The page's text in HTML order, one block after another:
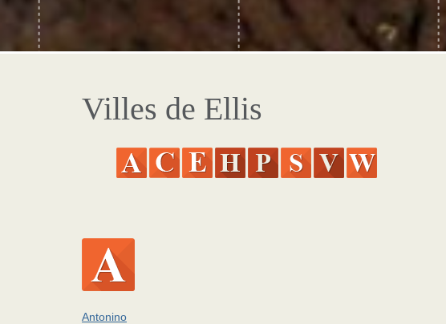
Villes de Ellis
Antonino